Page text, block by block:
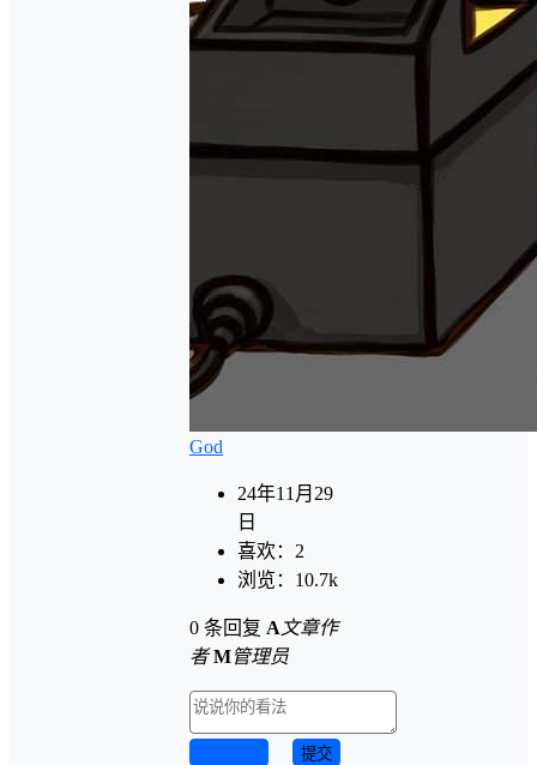
God
24年11月29
日
喜欢： 2
浏览： 10.7k
0 条回复 A 文章作
者 M管理员
提交